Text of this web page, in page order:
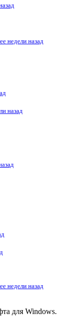
недели назад
назад
недели назад
для Windows.